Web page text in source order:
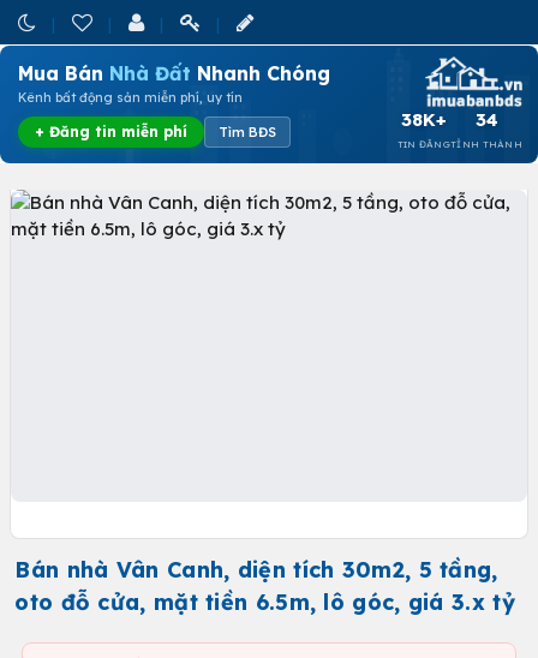
Mua Bán Nhà Đất Nhanh Chóng
Kênh bất động sản miễn phí, uy tín
+ Đăng tin miễn phí Tìm BĐS
38K+
TIN ĐĂNG
34
TỈNH THÀNH
Bán nhà Vân Canh, diện tích 30m2, 5 tầng,
oto đỗ cửa, mặt tiền 6.5m, lô góc, giá 3.x tỷ